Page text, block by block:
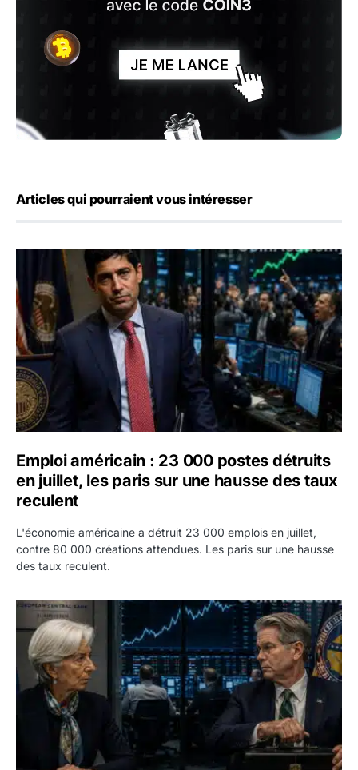
Articles qui pourraient vous intéresser
Emploi américain : 23 000 postes détruits en juillet, les
Emploi américain : 23 000 postes détruits
en juillet, les paris sur une hausse des taux
reculent
L'économie américaine a détruit 23 000 emplois en juillet,
contre 80 000 créations attendues. Les paris sur une hausse
des taux reculent.
Yen : Washington a vendu des euros sans prévenir la